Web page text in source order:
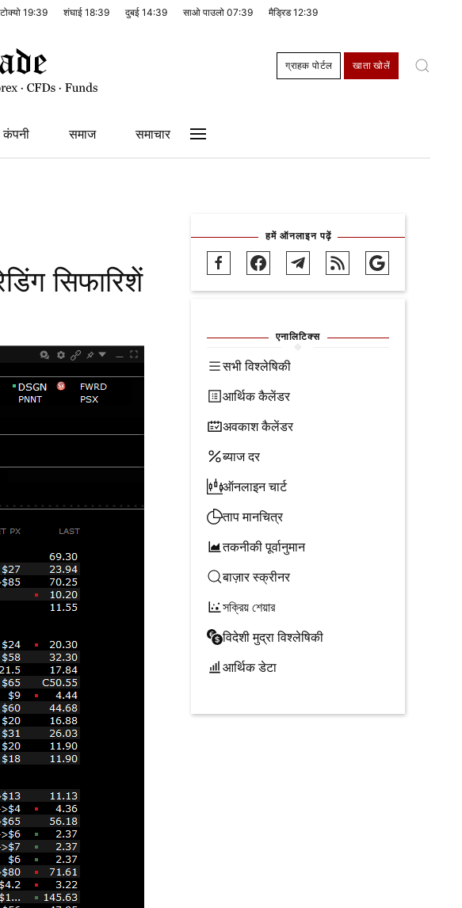
टोक्यो 19:39 शंघाई 18:39 दुबई 14:39 साओ पाउलो 07:39 मैड्रिड12:39
ग्राहक पोर्टल खाता खोलें
कंपनी समाज समाचार
सिफारिशें
हमें ऑनलाइन पढ़ें
एनालिटिक्स
सभी विश्लेषिकी
आर्थिक कैलेंडर
अवकाश कैलेंडर
ब्याज दर
ऑनलाइन चार्ट
ताप मानचित्र
तकनीकी पूर्वानुमान
बाज़ार स्क्रीनर
সক্রিয় শেয়ার
विदेशी मुद्रा विश्लेषिकी
आर्थिक डेटा